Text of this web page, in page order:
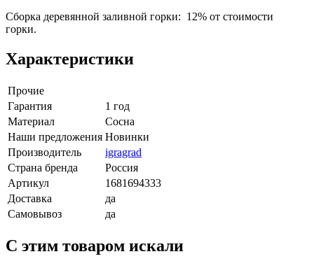
Сборка деревянной заливной горки: 12% от стоимости
горки.
Характеристики
Прочие
Гарантия
1 год
Материал
Сосна
Наши предложения Новинки
Производитель
igragrad
Страна бренда
Россия
Артикул
1681694333
Доставка
да
Самовывоз
да
C этим товаром искали